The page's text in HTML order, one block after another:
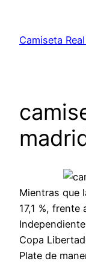
contenido
Camiseta
Mientras que
17,1 %, frente
Copa
Plate de